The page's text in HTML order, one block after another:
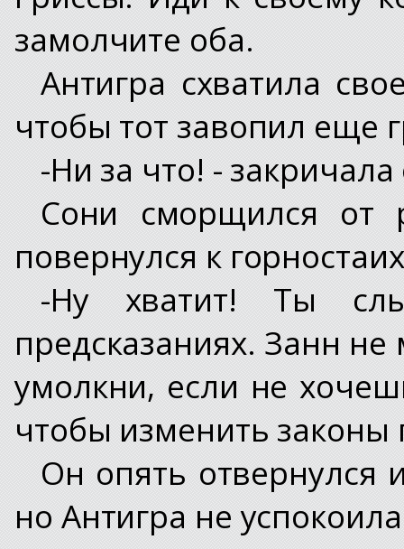
замолчите оба.
Антигра схватила
чтобы тот завопил еще
-Ни за что! -
Сони сморщился от
повернулся к
-Ну хватит! Ты
предсказаниях. Занн
умолкни, если не
чтобы изменить
Он опять отвернулся
но Антигра не